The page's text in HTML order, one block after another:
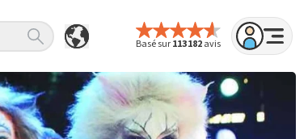
Basé sur113 182avis